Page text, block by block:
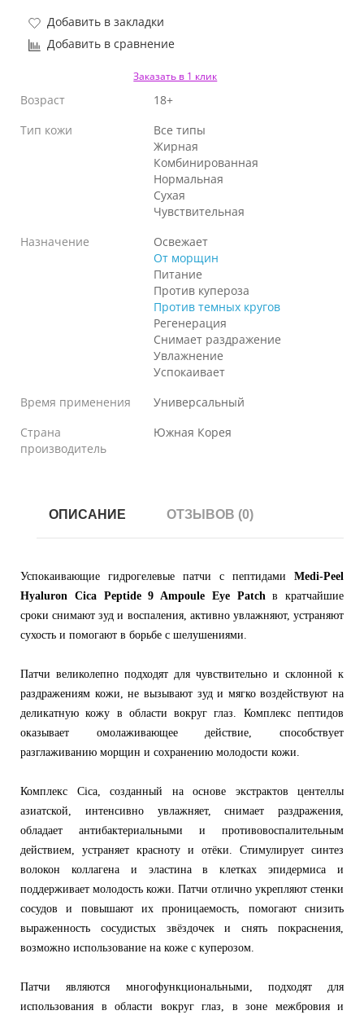
Добавить в закладки
Добавить в сравнение
Заказать в 1 клик
Возраст
18+
Тип кожи
Все типы
Жирная
Комбинированная
Нормальная
Сухая
Чувствительная
Назначение
Освежает
От морщин
Питание
Против купероза
Против темных кругов
Регенерация
Снимает раздражение
Увлажнение
Успокаивает
Время применения
Универсальный
Страна
производитель
Южная Корея
ОПИСАНИЕ ОТЗЫВОВ (0)
Успокаивающие гидрогелевые патчи с пептидами Medi-Peel
Hyaluron Cica Peptide 9 Ampoule Eye Patchв кратчайшие
сроки снимают зуд и воспаления, активно увлажняют, устраняют
сухость и помогают в борьбе с шелушениями.
Патчи великолепно подходят для чувствительно и склонной к
раздражениям кожи, не вызывают зуд и мягко воздействуют на
деликатную кожу в области вокруг глаз. Комплекс пептидов
оказывает омолаживающее действие, способствует
разглаживанию морщин и сохранению молодости кожи.
Комплекс Cica, созданный на основе экстрактов центеллы
азиатской, интенсивно увлажняет, снимает раздражения,
обладает антибактериальными и противовоспалительным
действием, устраняет красноту и отёки. Стимулирует синтез
волокон коллагена и эластина в клетках эпидермиса и
поддерживает молодость кожи. Патчи отлично укрепляют стенки
сосудов и повышают их проницаемость, помогают снизить
выраженность сосудистых звёздочек и снять покраснения,
возможно использование на коже с куперозом.
Патчи являются многофункциональными, подходят для
использования в области вокруг глаз, в зоне межбровия и